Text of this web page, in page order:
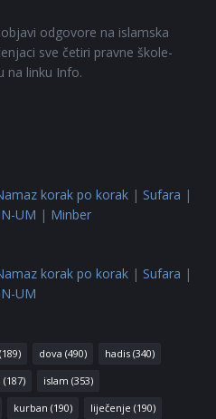
odgovore na islamska
sve četiri pravne škole-
na linku Info.
korak po korak | Sufara |
N-UM | Minber
korak po korak | Sufara |
N-UM
(189) dova (490) hadis (340)
(187) islam (353)
kurban (190) liječenje (190)